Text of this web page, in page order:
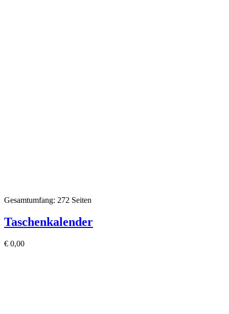
Gesamtumfang: 272 Seiten
Taschenkalender
€ 0,00